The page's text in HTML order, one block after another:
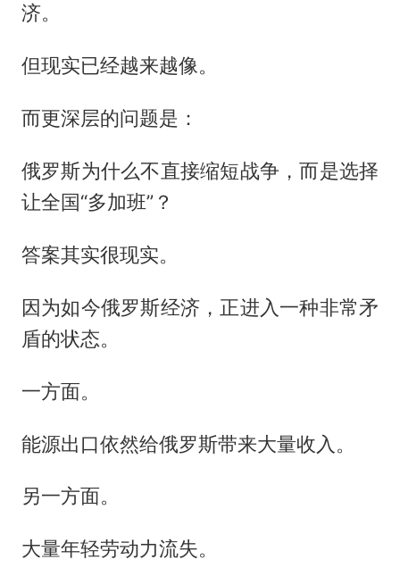
济。
但现实已经越来越像。
而更深层的问题是：
俄罗斯为什么不直接缩短战争，而是选择
让全国“多加班”？
答案其实很现实。
因为如今俄罗斯经济，正进入一种非常矛
盾的状态。
一方面。
能源出口依然给俄罗斯带来大量收入。
另一方面。
大量年轻劳动力流失。